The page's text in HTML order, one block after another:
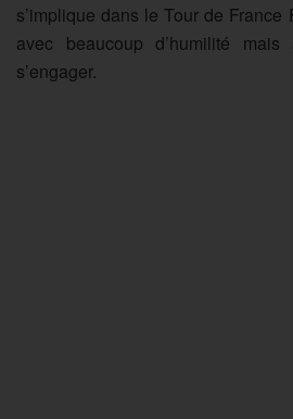
s’implique dans le Tour de
avec beaucoup d’humilité
s’engager.